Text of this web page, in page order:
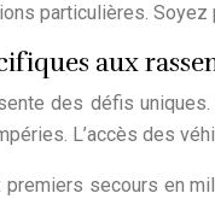
particulières.
aux
des défis
L’accès des
premiers secours en